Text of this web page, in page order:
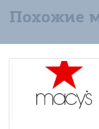
Похожие